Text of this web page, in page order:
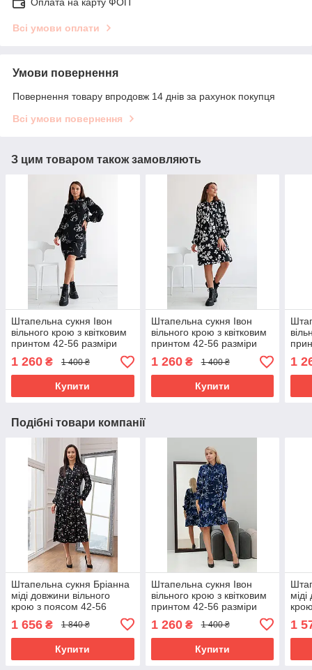
Оплата на карту ФОП
Всі умови оплати
Умови повернення
Повернення товару впродовж 14 днів за рахунок покупця
Всі умови повернення
З цим товаром також замовляють
Штапельна сукня Івон
вільного крою з квітковим
принтом 42-56 разміри
1 260 ₴ 1 400 ₴
Купити
Штапельна сукня Івон
вільного крою з квітковим
принтом 42-56 разміри
білим
1 260₴ 1 400 ₴
Купити
1
Подібні товари компанії
Штапельна сукня Бріанна
міді довжини вільного
крою з поясом 42-56
1 656 ₴ 1 840 ₴
Купити
Штапельна сукня Івон
вільного крою з квітковим
принтом 42-56 разміри
1 260₴ 1 400 ₴
Купити
1